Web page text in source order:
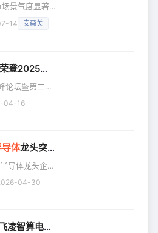
严格遵守各
年起，全面
。 2023年，
景气度显著
，多家主流厂
等核心产品
以及工业自
驱动。在这
电源系统和
率密度的功
，安富利的
14
安森美
牌500强，品牌实力获权威认证
论坛暨第二十
行，活动现
公司品牌500
价值与行业
，“2025中国
牌价值达
值增至
04-16
体龙头突遭欧盟制裁
导体龙头企业
被欧盟列入
消息一出，
中企"上榜" 当
04-30
技术大会8月盛大启幕